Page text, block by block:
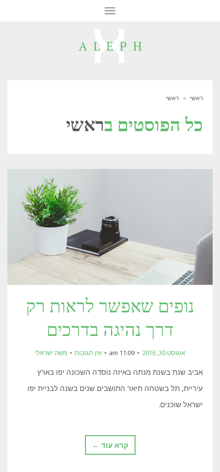
תפריט
ראשי » ראשי
כל הפוסטים בראשי
נופים שאפשר לראות רק
דרך נהיגה בדרכים
אוגוסט 30, 2016 11:09 am אין תגובות משה ישראלי
אביב שנת בשנת מנתה באיזה נוסדה השכונה יפו בארץ
עיריית, תל בשטחה תיאר התושבים שנים בשנה לבניית יפו
ישראל שוכנים.
קרא עוד ←